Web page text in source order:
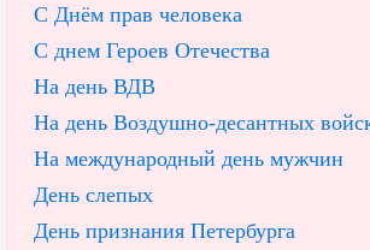
С Днём прав человека
С днем Героев Отечества
На день ВДВ
На день Воздушно-десантных
На международный день мужчин
День слепых
День признания Петербурга